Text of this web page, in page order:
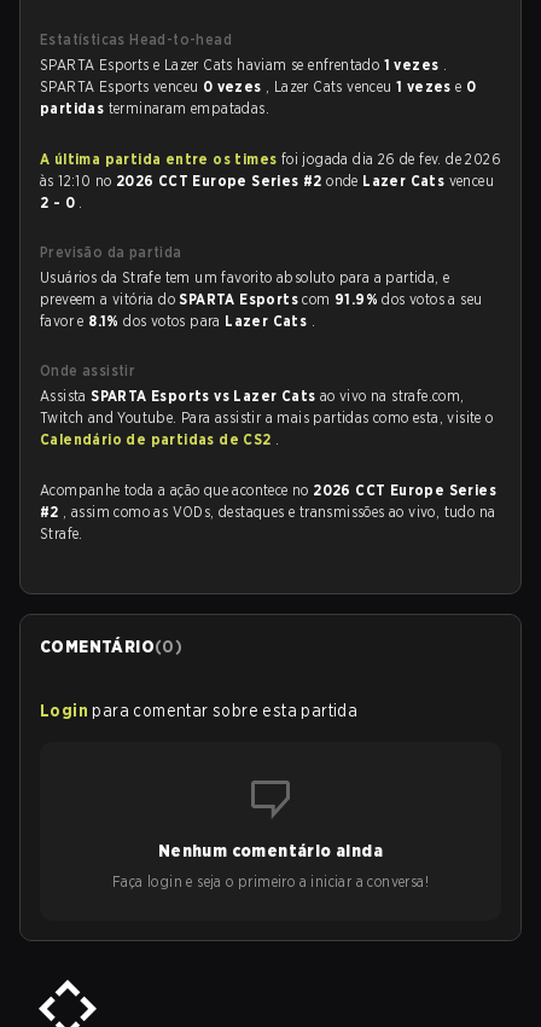
Estatísticas Head-to-head
SPARTA Esports e Lazer Cats haviam se enfrentado 1 vezes .
SPARTA Esports venceu 0 vezes , Lazer Cats venceu1 vezese 0
partidas terminaram empatadas.
A última partida entre os times foi jogada dia 26 de fev. de 2026
às 12:10 no 2026 CCT Europe Series #2onde Lazer Cats venceu
2 - 0 .
Previsão da partida
Usuários da Strafe tem um favorito absoluto para a partida, e
preveem a vitória doSPARTA Esportscom 91.9%dos votos a seu
favor e 8.1%dos votos para Lazer Cats .
Onde assistir
AssistaSPARTA Esports vs Lazer Cats ao vivo na strafe.com,
Twitch and Youtube. Para assistir a mais partidas como esta, visite o
Calendário de partidas de CS2 .
Acompanhe toda a ação que acontece no 2026 CCT Europe Series
#2 , assim como as VODs, destaques e transmissões ao vivo, tudo na
Strafe.
COMENTÁRIO(0)
Login para comentar sobre esta partida
Nenhum comentário ainda
Faça login e seja o primeiro a iniciar a conversa!